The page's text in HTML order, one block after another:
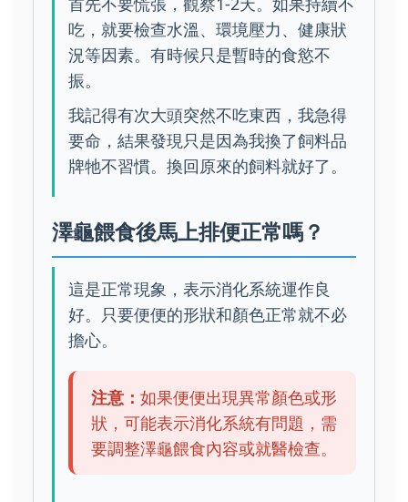
吃，就要檢查水溫、環境壓力、健康狀
況等因素。有時候只是暫時的食慾不
振。
我記得有次大頭突然不吃東西，我急得
要命，結果發現只是因為我換了飼料品
牌牠不習慣。換回原來的飼料就好了。
澤龜餵食後馬上排便正常嗎？
這是正常現象，表示消化系統運作良
好。只要便便的形狀和顏色正常就不必
擔心。
注意： 如果便便出現異常顏色或形
狀，可能表示消化系統有問題，需
要調整澤龜餵食內容或就醫檢查。